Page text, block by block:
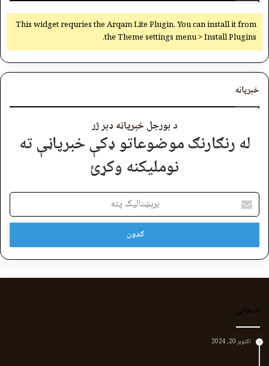
This widget requries the Arqam Lite Plugin, You can install it from
the Theme settings menu > Install Plugins.
خبرپاڼه
د بورجل خبرپاڼه ډېر ژر
له رنګارنګ موضوعاتو ډکې خبرپاڼې ته
نوملیکنه وکړئ
برېښنالیک
پته
انتخابي
اکتوبر 20, 2024